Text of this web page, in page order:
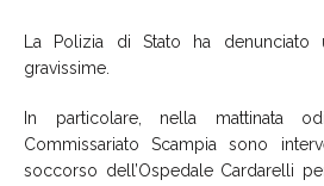
La Polizia di Stato ha denunciato
gravissime.
In particolare, nella mattinata
Commissariato Scampia sono
soccorso dell’Ospedale Cardarelli